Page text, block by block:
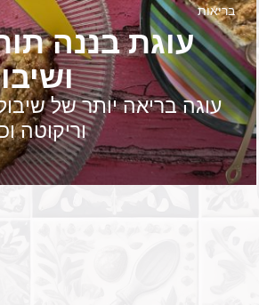
עוגת בננה
בריאות
עוגה בריאה יותר של
וריקוטה